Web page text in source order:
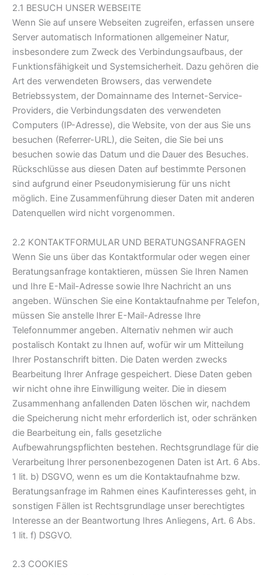
2.1 BESUCH UNSER WEBSEITE
Wenn Sie auf unsere Webseiten zugreifen, erfassen unsere
Server automatisch Informationen allgemeiner Natur,
insbesondere zum Zweck des Verbindungsaufbaus, der
Funktionsfähigkeit und Systemsicherheit. Dazu gehören die
Art des verwendeten Browsers, das verwendete
Betriebssystem, der Domainname des Internet-Service-
Providers, die Verbindungsdaten des verwendeten
Computers (IP-Adresse), die Website, von der aus Sie uns
besuchen (Referrer-URL), die Seiten, die Sie bei uns
besuchen sowie das Datum und die Dauer des Besuches.
Rückschlüsse aus diesen Daten auf bestimmte Personen
sind aufgrund einer Pseudonymisierung für uns nicht
möglich. Eine Zusammenführung dieser Daten mit anderen
Datenquellen wird nicht vorgenommen.
2.2 KONTAKTFORMULAR UND BERATUNGSANFRAGEN
Wenn Sie uns über das Kontaktformular oder wegen einer
Beratungsanfrage kontaktieren, müssen Sie Ihren Namen
und Ihre E-Mail-Adresse sowie Ihre Nachricht an uns
angeben. Wünschen Sie eine Kontaktaufnahme per Telefon,
müssen Sie anstelle Ihrer E-Mail-Adresse Ihre
Telefonnummer angeben. Alternativ nehmen wir auch
postalisch Kontakt zu Ihnen auf, wofür wir um Mitteilung
Ihrer Postanschrift bitten. Die Daten werden zwecks
Bearbeitung Ihrer Anfrage gespeichert. Diese Daten geben
wir nicht ohne ihre Einwilligung weiter. Die in diesem
Zusammenhang anfallenden Daten löschen wir, nachdem
die Speicherung nicht mehr erforderlich ist, oder schränken
die Bearbeitung ein, falls gesetzliche
Aufbewahrungspflichten bestehen. Rechtsgrundlage für die
Verarbeitung Ihrer personenbezogenen Daten ist Art. 6 Abs.
1 lit. b) DSGVO, wenn es um die Kontaktaufnahme bzw.
Beratungsanfrage im Rahmen eines Kaufinteresses geht, in
sonstigen Fällen ist Rechtsgrundlage unser berechtigtes
Interesse an der Beantwortung Ihres Anliegens, Art. 6 Abs.
1 lit. f) DSGVO.
2.3 COOKIES